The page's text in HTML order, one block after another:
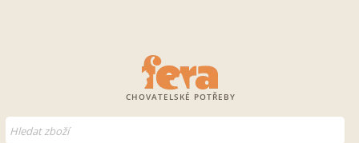
CHOVATELSKÉ POTŘEBY